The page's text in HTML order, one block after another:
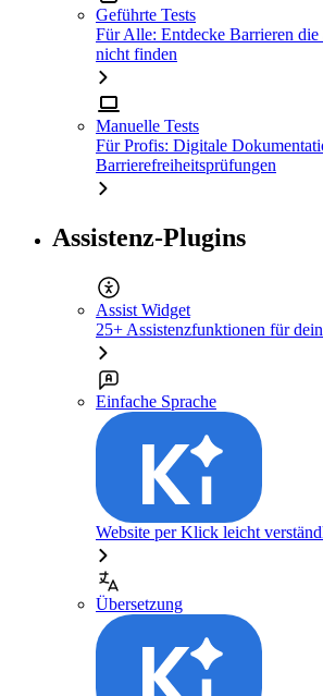
Geführte Tests
Für Alle: Entdecke Barrieren die
nicht finden
Manuelle Tests
Für Profis: Digitale
Barrierefreiheitsprüfungen
Assistenz-Plugins
Assist Widget
25+ Assistenzfunktionen für
Einfache Sprache
Website per Klick leicht
Übersetzung